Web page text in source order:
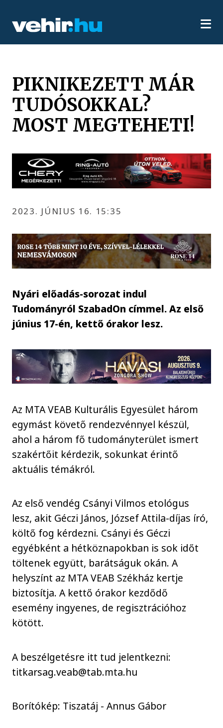
PIKNIKEZETT MÁR
TUDÓSOKKAL?
MOST MEGTEHETI!
2023. JÚNIUS 16. 15:35
Nyári előadás-sorozat indul
Tudományról SzabadOn címmel. Az első
június 17-én, kettő órakor lesz.
Az MTA VEAB Kulturális Egyesület három
egymást követő rendezvénnyel készül,
ahol a három fő tudományterület ismert
szakértőit kérdezik, sokunkat érintő
aktuális témákról.
Az első vendég Csányi Vilmos etológus
lesz, akit Géczi János, József Attila-díjas író,
költő fog kérdezni. Csányi és Géczi
egyébként a hétköznapokban is sok időt
töltenek együtt, barátságuk okán. A
helyszínt az MTA VEAB Székház kertje
biztosítja. A kettő órakor kezdődő
esemény ingyenes, de regisztrációhoz
kötött.
A beszélgetésre itt tud jelentkezni:
titkarsag.veab@tab.mta.hu
Borítókép: Tiszatáj - Annus Gábor